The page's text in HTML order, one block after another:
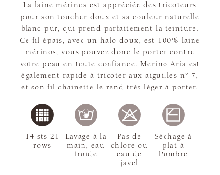
La laine mérinos est appréciée des tricoteurs
pour son toucher doux et sa couleur naturelle
blanc pur, qui prend parfaitement la teinture.
Ce fil épais, avec un halo doux, est 100% laine
mérinos, vous pouvez donc le porter contre
votre peau en toute confiance. Merino Aria est
également rapide à tricoter aux aiguilles n° 7,
et son fil chainette le rend très léger à porter.
14 sts 21
rows
Lavage à la
main, eau
froide
Pas de
chlore ou
eau de
javel
Séchage à
plat à
l'ombre